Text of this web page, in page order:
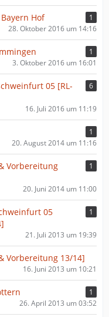
Hof
1
28. Oktober 2016 um 14:16
1
3. Oktober 2016 um 16:01
05 [RL-
6
16. Juli 2016 um 11:19
1
20. August 2014 um 11:16
Vorbereitung
1
20. Juni 2014 um 11:00
05
1
21. Juli 2013 um 19:39
Vorbereitung 13/14]
16. Juni 2013 um 10:21
1
26. April 2013 um 03:52